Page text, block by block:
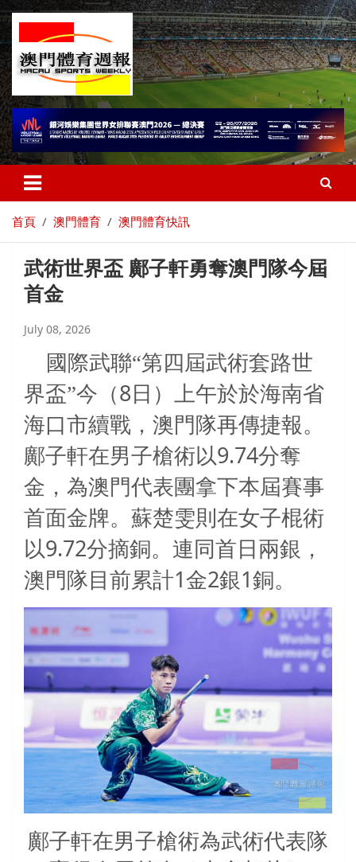
首頁 澳門體育 澳門體育快訊
武術世界盃 鄺子軒勇奪澳門隊今屆
首金
July 08, 2026
國際武聯“第四屆武術套路世
界盃”今（8 日）上午於於海南省
海口市續戰，澳門隊再傳捷報。
鄺子軒在男子槍術以9.74分奪
金，為澳門代表團拿下本屆賽事
首面金牌。蘇楚雯則在女子棍術
以9.72分摘銅。連同首日兩銀，
澳門隊目前累計1金2銀1銅。
鄺子軒在男子槍術為武術代表隊